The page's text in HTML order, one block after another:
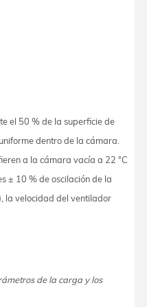
el 50 % de la superficie de
dentro de la cámara.
a la cámara vacía a 22 °C
± 10 % de oscilación de la
la velocidad del ventilador
de la carga y los